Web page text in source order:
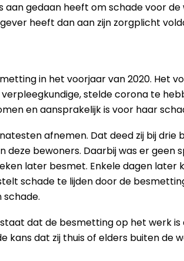
aan gedaan heeft om schade voor
heeft dan aan zijn zorgplicht
in het voorjaar van 2020. Het
stelde corona te
en aansprakelijk is voor haar
afnemen. Dat deed zij bij drie
bewoners. Daarbij was er geen
later besmet. Enkele dagen later
schade te lijden door de
schade.
dat de besmetting op het werk
dat zij thuis of elders buiten de